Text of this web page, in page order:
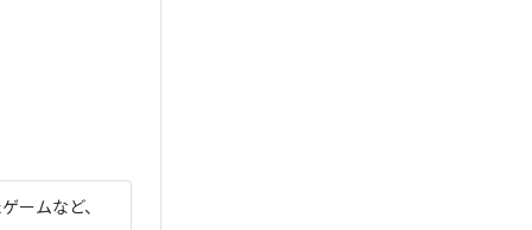
ームなど、